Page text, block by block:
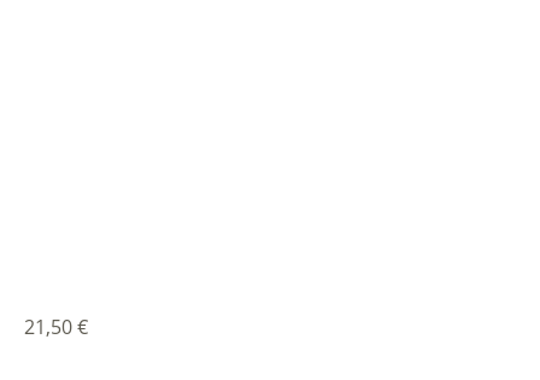
21,50€